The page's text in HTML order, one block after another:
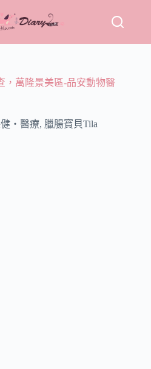
，萬隆景美區-品安動物醫
健‧醫療, 臘腸寶貝Tila